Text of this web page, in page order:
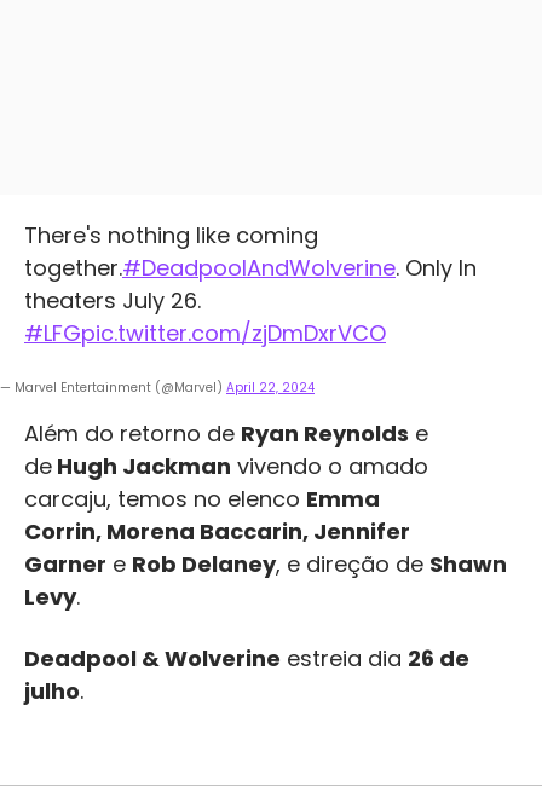
There's nothing like coming
together.#DeadpoolAndWolverine. Only In
theaters July 26.
#LFGpic.twitter.com/zjDmDxrVCO
— Marvel Entertainment (@Marvel) April 22, 2024
Além do retorno de Ryan Reynolds e
de Hugh Jackman vivendo o amado
carcaju, temos no elenco Emma
Corrin, Morena Baccarin, Jennifer
Garner e Rob Delaney, e direção de Shawn
Levy.
Deadpool & Wolverine estreia dia 26 de
julho.